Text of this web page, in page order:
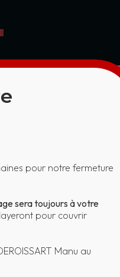
DAVID
pour notre fermeture
sera toujours à votre
pour couvrir
Manu au